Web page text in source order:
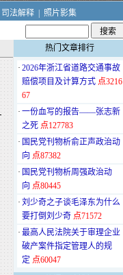
司法解释|
照片影集
热门文章排行
· 2026年浙江省道路交通事故
赔偿项目及计算方式 点3216
67
· 一份血写的报告——张志新
之死 点127783
· 国民党刊物析俞正声政治动
向 点87382
· 国民党刊物析周强政治动
向 点80445
· 刘少奇之子谈毛泽东为什么
要打倒刘少奇 点71572
· 最高人民法院关于审理企业
破产案件指定管理人的规
定 点60047